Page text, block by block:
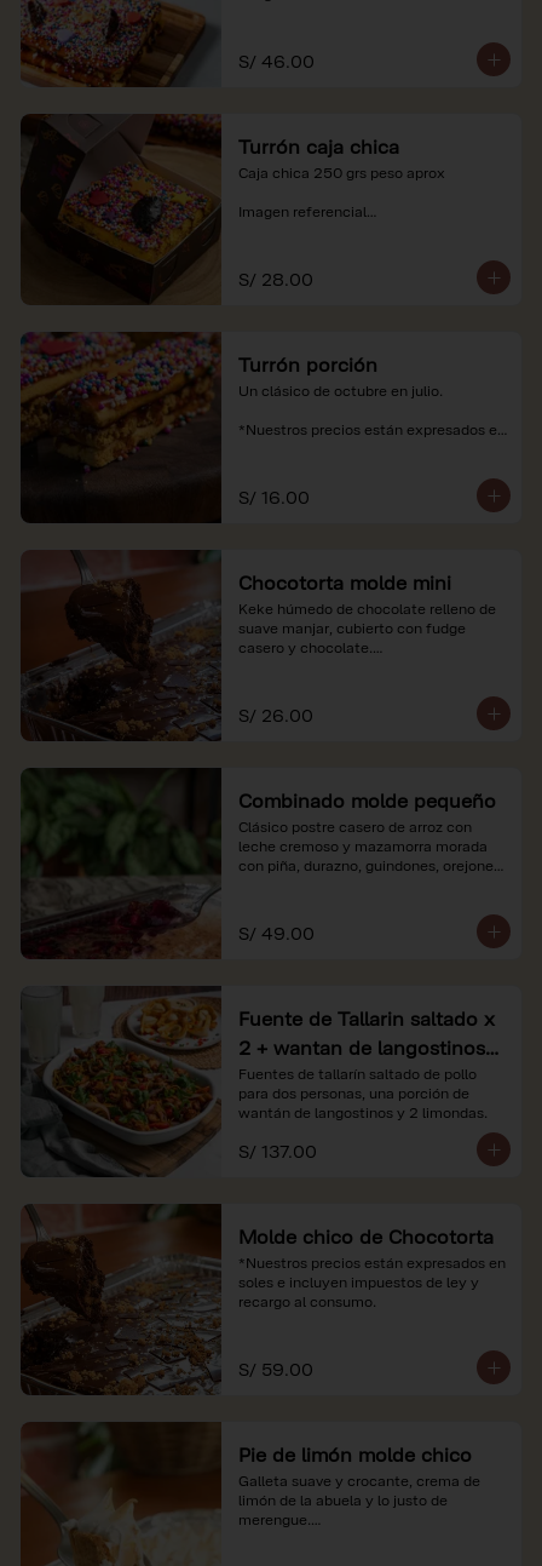
soles e incluyen impuestos de ley y
recargo al consumo.
S/ 46.00
Turrón caja chica
Caja chica 250 grs peso aprox
Imagen referencial
soles e incluyen impuestos de ley y
recargo al consumo.
S/ 28.00
Turrón porción
Un clásico de octubre en julio.
*Nuestros precios están expresados en
S/ 16.00
Chocotorta molde mini
Keke húmedo de chocolate relleno de
suave manjar, cubierto con fudge
casero y chocolate.
soles e incluyen impuestos de ley y
recargo al consumo. Imagenes
S/ 26.00
Combinado molde pequeño
Clásico postre casero de arroz con
leche cremoso y mazamorra morada
con piña, durazno, guindones, orejones
*Nuestros precios están expresados en
soles e incluyen impuestos de ley y
S/ 49.00
Fuente de Tallarin saltado x
2 + wantan de langostinos +
2 limonadas
Fuentes de tallarín saltado de pollo
para dos personas, una porción de
wantán de langostinos y 2 limondas.
S/ 137.00
Molde chico de Chocotorta
*Nuestros precios están expresados en
soles e incluyen impuestos de ley y
recargo al consumo.
S/ 59.00
Pie de limón molde chico
Galleta suave y crocante, crema de
limón de la abuela y lo justo de
merengue.